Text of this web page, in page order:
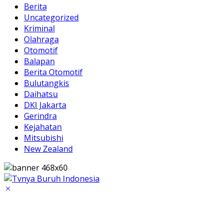
Berita
Uncategorized
Kriminal
Olahraga
Otomotif
Balapan
Berita Otomotif
Bulutangkis
Daihatsu
DKI Jakarta
Gerindra
Kejahatan
Mitsubishi
New Zealand